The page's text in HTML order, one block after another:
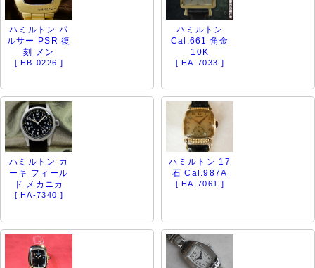
ハミルトン パ
ルサー PSR 復
刻 メン
[ HB-0226 ]
ハミルトン
Cal.661 角金
10K
[ HA-7033 ]
ハミルトン カ
ーキ フィール
ド メカニカ
[ HA-7340 ]
ハミルトン 17
石 Cal.987A
[ HA-7061 ]